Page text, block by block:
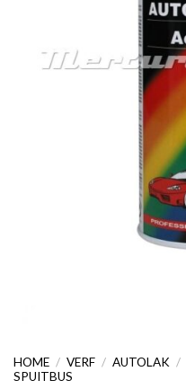
HOME / VERF / AUTOLAK /
SPUITBUS